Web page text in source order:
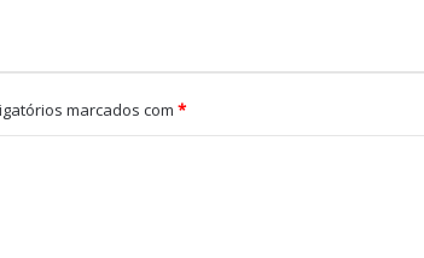
marcados com *